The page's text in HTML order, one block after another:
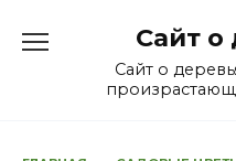
содержанию
Сайт о
Сайт о